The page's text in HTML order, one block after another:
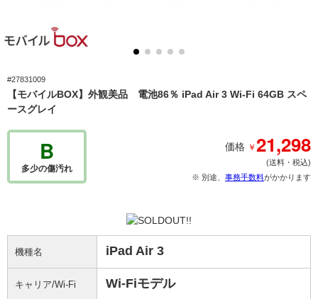
#27831009
【モバイルBOX】外観美品 電池86％ iPad Air 3 Wi-Fi 64GB スペ
ースグレイ
B
多少の傷汚れ
価格 ￥21,298
(送料・税込)
※ 別途、 事務手数料がかかります
機種名 iPad Air 3
キャリア/Wi-Fi Wi-Fiモデル